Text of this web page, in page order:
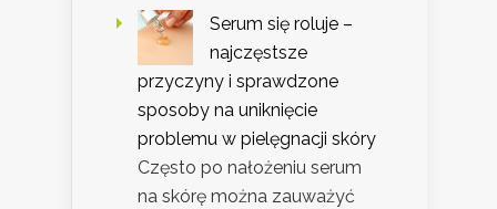
Serum się roluje –
najczęstsze
przyczyny i sprawdzone
sposoby na uniknięcie
problemu w pielęgnacji skóry
Często po nałożeniu serum
na skórę można zauważyć